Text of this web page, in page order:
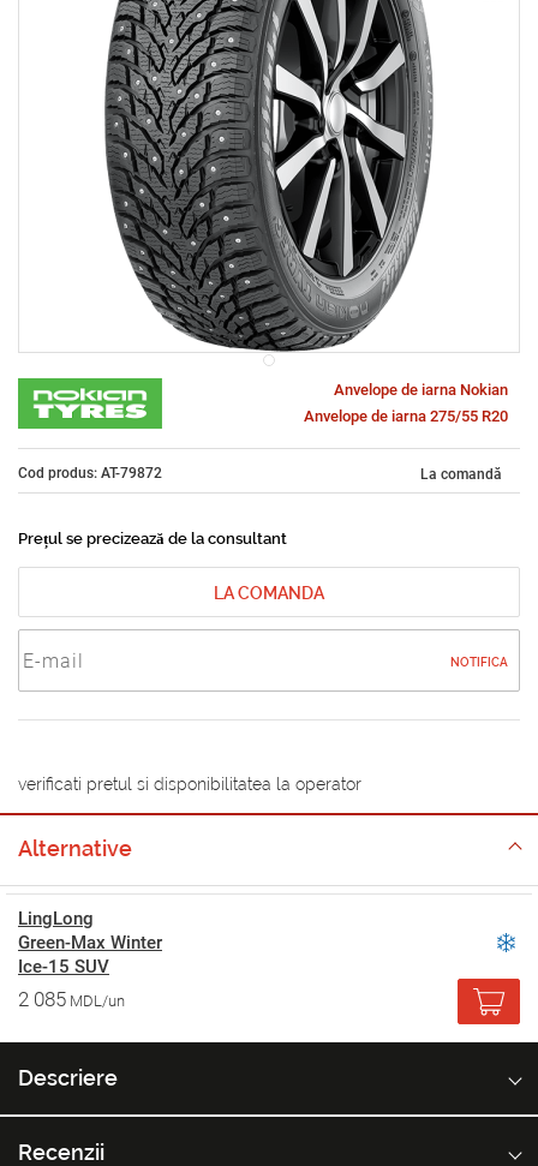
Anvelope de iarna Nokian
Anvelope de iarna 275/55 R20
Cod produs: AT-79872 La comandă
Prețul se precizează de la consultant
LA COMANDA
NOTIFICA
verificati pretul si disponibilitatea la operator
Alternative
LingLong
Green-Max Winter
Ice-15 SUV
2 085 MDL/un
Descriere
Recenzii